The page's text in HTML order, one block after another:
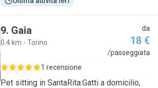
9. Gaia
0.4 km - Torino
da
18 €
/passeggiata
1 recensione
Pet sitting in SantaRita:Gatti a domicilio,